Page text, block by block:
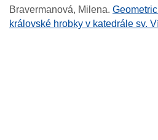
Bravermanová, Milena.
královské hrobky v katedrále sv.